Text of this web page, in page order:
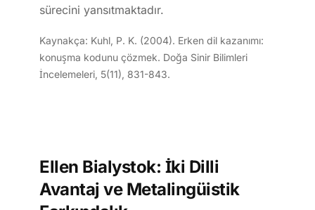
sürecini yansıtmaktadır.
Kaynakça: Kuhl, P. K. (2004). Erken dil kazanımı:
konuşma kodunu çözmek. Doğa Sinir Bilimleri
İncelemeleri, 5(11), 831-843.
Ellen Bialystok: İki Dilli
Avantaj ve Metalingüistik